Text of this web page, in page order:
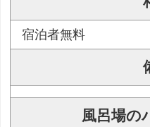
宿泊者無料
風呂場の